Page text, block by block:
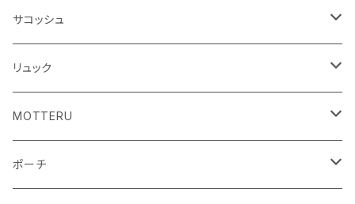
キャンパス
不織布
コットン
ポリエステル
不織布
シーチング
10oz
フェアトレードコットン
コットンリネン
ジュートコットン
再生ファブリック
オーガニックコットン
コットンリネン
再生ファブリック
5oz
コットン
サコッシュ
オーガニックコットン
フェアトレードコットン
ジュートコットン
リュック
コットン
5oz
デニム
MOTTERU
お買い物バッグ
ポーチ